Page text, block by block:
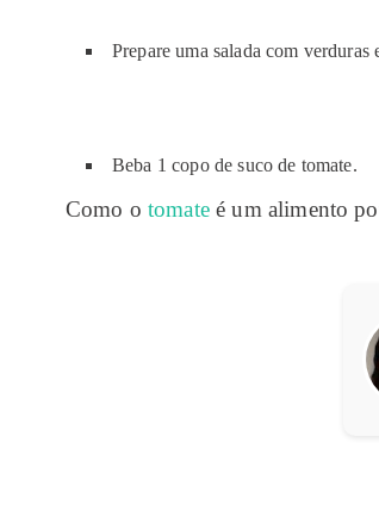
Prepare uma salada com
Beba 1 copo de suco de tomate.
Como o tomateé um alimento